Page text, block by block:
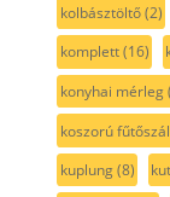
kolbásztöltő(2)
komplett(16)
konyhai mérleg
koszorú fűtőszál
kuplung(8)